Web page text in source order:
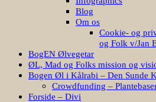
Blog
Om os
Cookie- og
og Folk v/Jan
BogEN Ølvegetar
ØL, Mad og Folks mission og
Bogen Øl i Kålrabi – Den Sunde
Crowdfunding –
Forside – Divi